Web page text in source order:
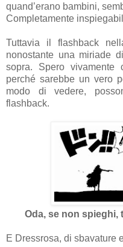
quand’erano bambini,
Completamente
Tuttavia il flashback
nonostante una miriade
sopra. Spero
perché sarebbe un vero
modo di vedere,
flashback.
Oda, se non spieghi,
E Dressrosa, di sbavature